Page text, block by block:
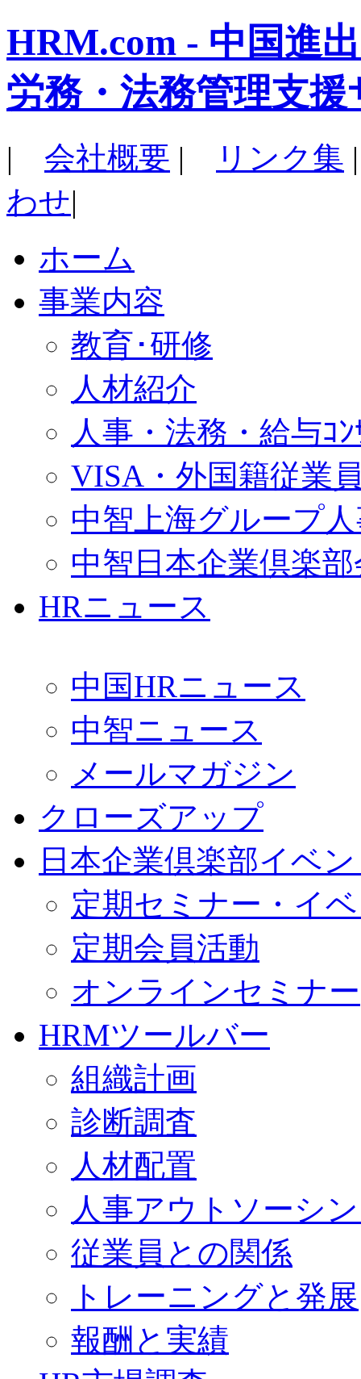
HRM.com - 中国進
労務・法務管理支援
| 会社概要 | リンク集
わせ|
ホーム
事業内容
教育･研修
人材紹介
人事・法務・給与ｺﾝ
VISA・外国籍従業
中智上海グループ
中智日本企業倶楽
HRニュース
中国HRニュース
中智ニュース
メールマガジン
クローズアップ
日本企業倶楽部イベ
定期セミナー・イ
定期会員活動
オンラインセミナー
HRMツールバー
組織計画
診断調査
人材配置
人事アウトソーシ
従業員との関係
トレーニングと発展
報酬と実績